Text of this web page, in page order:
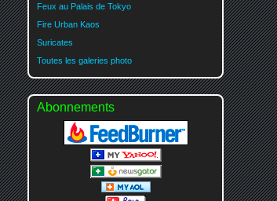
Feux au Palais de Tokyo
Fire Urban Kaos
Suricates
Toutes les galeries photo
Abonnements